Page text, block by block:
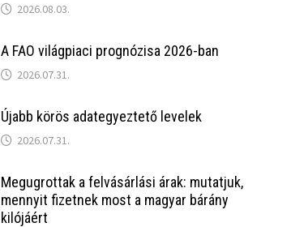
2026.08.03.
A FAO világpiaci prognózisa 2026-ban
2026.07.31.
Újabb körös adategyeztető levelek
2026.07.31.
Megugrottak a felvásárlási árak: mutatjuk,
mennyit fizetnek most a magyar bárány
kilójáért